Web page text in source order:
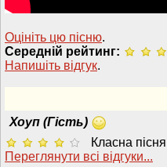
Оцініть цю пісню.
Середній рейтинг:
Напишiть вiдгук.
Хоуп (Гість)
Класна пісня
Переглянути всi вiдгуки...